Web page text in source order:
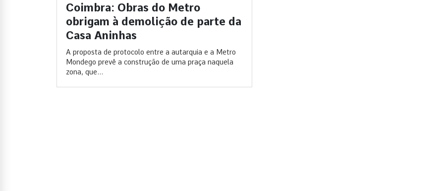
Coimbra: Obras do Metro
obrigam à demolição de parte da
Casa Aninhas
A proposta de protocolo entre a autarquia e a Metro
Mondego prevê a construção de uma praça naquela
zona, que...